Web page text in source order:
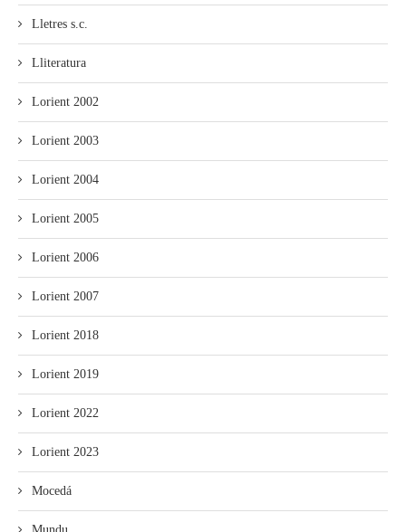
Lletres s.c.
Lliteratura
Lorient 2002
Lorient 2003
Lorient 2004
Lorient 2005
Lorient 2006
Lorient 2007
Lorient 2018
Lorient 2019
Lorient 2022
Lorient 2023
Mocedá